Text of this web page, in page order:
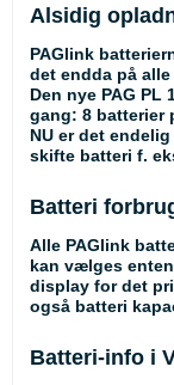
Alsidig
PAGlink
det endda på
Den nye PAG PL
gang: 8 batterier
NU er det
skifte batteri f.
Batteri
Alle PAGlink
kan vælges
display for det
også batteri
Batteri-info i